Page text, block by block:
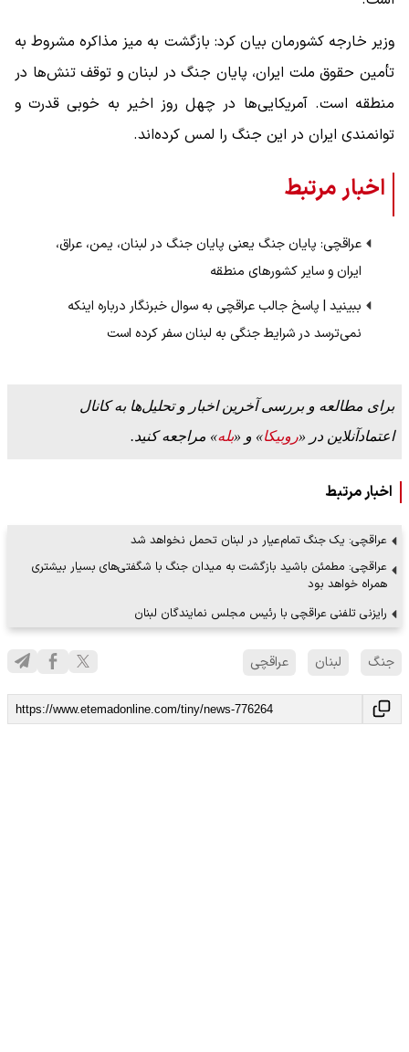
وزیر خارجه کشورمان بیان کرد: بازگشت به میز مذاکره مشروط به
تأمین حقوق ملت ایران، پایان جنگ در لبنان و توقف تنش‌ها در
منطقه است. آمریکایی‌ها در چهل روز اخیر به خوبی قدرت و
توانمندی ایران در این جنگ را لمس کرده‌اند.
اخبار مرتبط
عراقچی: پایان جنگ یعنی پایان جنگ در لبنان، یمن، عراق،
ایران و سایر کشورهای منطقه
ببینید | پاسخ جالب عراقچی به سوال خبرنگار درباره اینکه
نمی‌ترسد در شرایط جنگی به لبنان سفر کرده است
برای مطالعه و بررسی آخرین اخبار و تحلیل‌ها به کانال
اعتمادآنلاین در «روبیکا» و «بله» مراجعه کنید.
اخبار مرتبط
عراقچی: یک جنگ تمام‌عیار در لبنان تحمل نخواهد شد
عراقچی: مطمئن باشید بازگشت به میدان جنگ با شگفتی‌های بسیار بیشتری
همراه خواهد بود
رایزنی تلفنی عراقچی با رئیس مجلس نمایندگان لبنان
جنگ لبنان عراقچی